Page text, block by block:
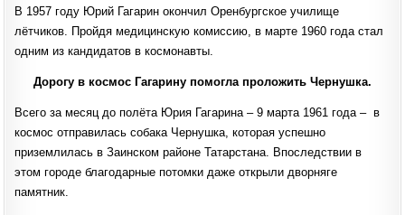
В 1957 году Юрий Гагарин окончил Оренбургское училище
лётчиков. Пройдя медицинскую комиссию, в марте 1960 года стал
одним из кандидатов в космонавты.
Дорогу в космос Гагарину помогла проложить Чернушка.
Всего за месяц до полёта Юрия Гагарина – 9 марта 1961 года – в
космос отправилась собака Чернушка, которая успешно
приземлилась в Заинском районе Татарстана. Впоследствии в
этом городе благодарные потомки даже открыли дворняге
памятник.